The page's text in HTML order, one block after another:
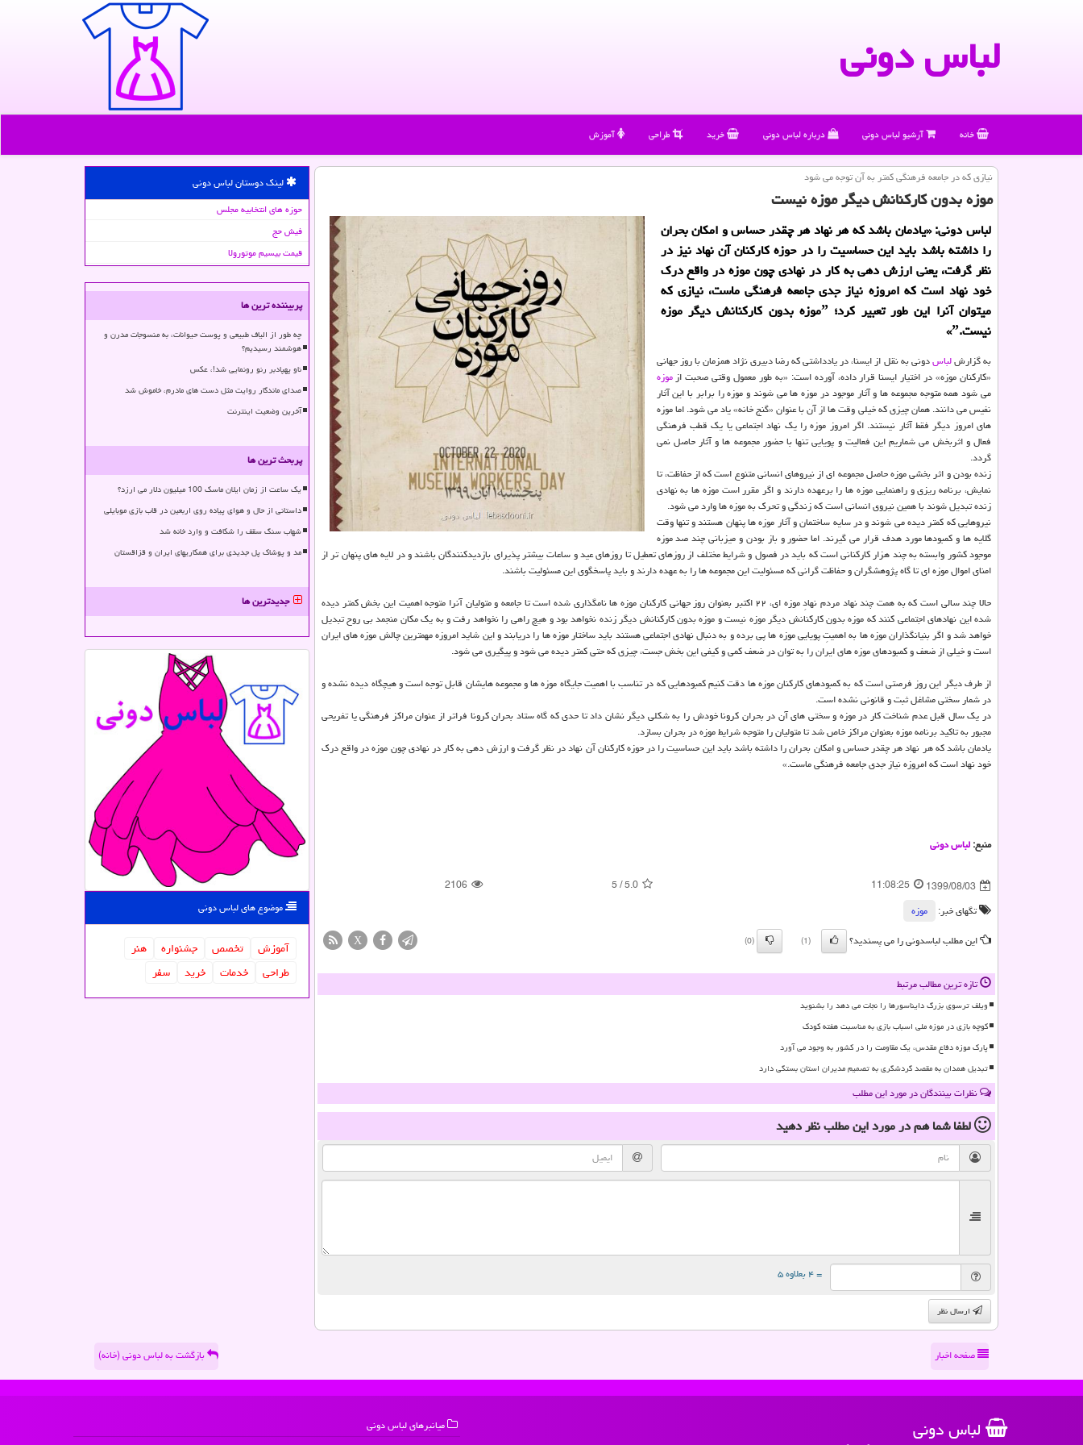
لباس دونی
خانه آرشیو لباس دونی درباره لباس دونی خرید طراحی آموزش
نیازی كه در جامعه فرهنگی كمتر به آن توجه می شود
موزه بدون كاركنانش دیگر موزه نیست
لباس دونی: «یادمان باشد كه هر نهاد هر چقدر حساس و امكان بحران
را داشته باشد باید این حساسیت را در حوزه كاركنان آن نهاد نیز در
نظر گرفت، یعنی ارزش دهی به كار در نهادی چون موزه در واقع درك
خود نهاد است كه امروزه نیاز جدی جامعه فرهنگی ماست، نیازی كه
میتوان آنرا این طور تعبیر كرد؛ ˮموزه بدون كاركنانش دیگر موزه
نیست.ˮ»
به گزارشلباسدونی به نقل از ایسنا، در یادداشتی که رضا دبیری نژاد همزمان با روز جهانی
«کارکنان موزه» در اختیار ایسنا قرار داده، آورده است: «به طور معمول وقتی صحبت ازموزه
می شود همه متوجه مجموعه ها و آثار موجود در موزه ها می شوند و موزه را برابر با این آثار
نفیس می دانند. همان چیزی که خیلی وقت ها از آن با عنوان «گنج خانه» یاد می شود. اما موزه
های امروز دیگر فقط آثار نیستند. اگر امروز موزه را یک نهاد اجتماعی یا یک قطب فرهنگی
فعال و اثربخش می شماریم این فعالیت و پویایی تنها با حضور مجموعه ها و آثار حاصل نمی
گردد.
زنده بودن و اثر بخشی موزه حاصل مجموعه ای از نیروهای انسانی متنوع است که از حفاظت، تا
نمایش، برنامه ریزی و راهنمایی موزه ها را برعهده دارند و اگر مقرر است موزه ها به نهادی
زنده تبدیل شوند با همین نیروی انسانی است که زندگی و تحرک به موزه ها وارد می شود.
نیروهایی که کمتر دیده می شوند و در سایه ساختمان و آثار موزه ها پنهان هستند و تنها وقت
گلایه ها و کمبودها مورد هدف قرار می گیرند. اما حضور و باز بودن و میزبانی چند صد موزه
موجود کشور وابسته به چند هزار کارکنانی است که باید در فصول و شرایط مختلف از روزهای تعطیل تا روزهای عید و ساعات بیشتر پذیرای بازدیدکنندگان باشند و در لایه های پنهان تر از
امنای اموال موزه ای تا گاه پژوهشگران و حفاظت گرانی که مسئولیت این مجموعه ها را به عهده دارند و باید پاسخگوی این مسئولیت باشند.
حالا چند سالی است که به همت چند نهاد مردم نهادِ موزه ای، ۲۲ اکتبر بعنوان روز جهانی کارکنان موزه ها نامگذاری شده است تا جامعه و متولیان آنرا متوجه اهمیت این بخش کمتر دیده
شده این نهادهای اجتماعی کنند که موزه بدون کارکنانش دیگر موزه نیست و موزه بدون کارکنانش دیگر زنده نخواهد بود و هیچ راهی را نخواهد رفت و به یک مکان منجمد بی روح تبدیل
خواهد شد و اگر بنیانگذاران موزه ها به اهمیتِ پویایی موزه ها پی برده و به دنبال نهادی اجتماعی هستند باید ساختار موزه ها را دریابند و این شاید امروزه مهمترین چالش موزه های ایران
است و خیلی از ضعف و کمبودهای موزه های ایران را به توان در ضعف کمی و کیفی این بخش جست، چیزی که حتی کمتر دیده می شود و پیگیری می شود.
از طرف دیگر این روز فرصتی است که به کمبودهای کارکنان موزه ها دقت کنیم کمبودهایی که در تناسب با اهمیت جایگاه موزه ها و مجموعه هایشان قابل توجه است و هیچگاه دیده نشده و
در شمار سختی مشاغل ثبت و قانونی نشده است.
در یک سال قبل عدم شناخت کار در موزه و سختی های آن در بحران کرونا خودش را به شکلی دیگر نشان داد تا حدی که گاه ستاد بحران کرونا فراتر از عنوان مراکز فرهنگی یا تفریحی
مجبور به تاکید برنامه موزه بعنوان مراکز خاص شد تا متولیان را متوجه شرایط موزه در بحران بسازد.
یادمان باشد که هر نهاد هر چقدر حساس و امکان بحران را داشته باشد باید این حساسیت را در حوزه کارکنان آن نهاد در نظر گرفت و ارزش دهی به کار در نهادی چون موزه در واقع درک
خود نهاد است که امروزه نیاز جدی جامعه فرهنگی ماست.»
منبع:لباس دونی
1399/08/03
11:08:25
5.0
/
5
2106
تگهای خبر:
موزه
این مطلب لباسدونی را می پسندید؟
(1)
(0)
X
تازه ترین مطالب مرتبط
ویلف ترسوی بزرگ دایناسورها را نجات می دهد را بشنوید
کوچه بازی در موزه ملی اسباب بازی به مناسبت هفته کودک
پارک موزه دفاع مقدس، یک مقاومت را در کشور به وجود می آورد
تبدیل همدان به مقصد گردشگری به تصمیم مدیران استان بستگی دارد
نظرات بینندگان در مورد این مطلب
لطفا شما همدر مورد این مطلبنظر دهید
= ۴ بعلاوه ۵
ارسال نظر
لینک دوستان لباس دونی
حوزه های انتخابیه مجلس
فیش حج
قیمت بیسیم موتورولا
پربیننده ترین ها
چه طور از الیاف طبیعی و پوست حیوانات، به منسوجات مدرن و
هوشمند رسیدیم؟
ناو پهپادبر رنو رونمایی شد!، عکس
صدای ماندگار روایت مثل دست های مادرم، خاموش شد
آخرین وضعیت اینترنت
پربحث ترین ها
یک ساعت از زمان ایلان ماسک 100 میلیون دلار می ارزد؟
داستانی از حال و هوای پیاده روی اربعین در قاب بازی موبایلی
شهاب سنگ سقف را شکافت و وارد خانه شد
مد و پوشاک پل جدیدی برای همکاریهای ایران و قزاقستان
جدیدترین ها
موضوع های لباس دونی
آموزش تخصص جشنواره
هنر
طراحی
خدمات خرید سفر
صفحه اخبار بازگشت به لباس دونی (خانه)
لباس دونی میانبرهای لباس دونی